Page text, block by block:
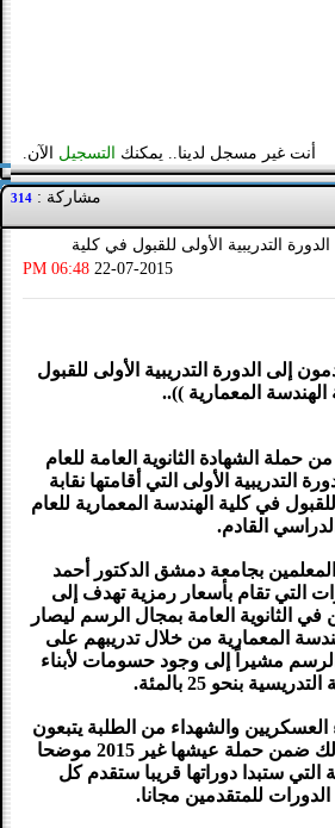
أنت غير مسجل لدينا.. يمكنك التسجيل الآن.
مشاركة : 314
الدورة التدريبية الأولى للقبول في كلية
22-07-2015
06:48 PM
إلى الدورة التدريبية الأولى للقبول
المعمارية ))..
من حملة الشهادة الثانوية العامة للعام
2015/2016 الدورة التدريبية الأولى التي أقامتها نقابة
في كلية الهندسة المعمارية للعام
الدراسي القادم.
بجامعة دمشق الدكتور أحمد
التي تقام بأسعار رمزية تهدف إلى
الثانوية العامة بمجال الرسم ليصار
المعمارية من خلال تدريبهم على
مشيراً إلى وجود حسومات لأبناء
بنحو 25 بالمئة.
العسكريين والشهداء من الطلبة يتبعون
هذه الدورات بالمجان وذلك ضمن حملة عيشها غير 2015 موضحا
التي ستبدا دوراتها قريبا ستقدم كل
للمتقدمين مجانا.